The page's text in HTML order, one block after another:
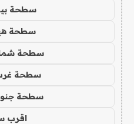
سطحة
سطحة
سطحة
سطحة
سطحة
اقرب